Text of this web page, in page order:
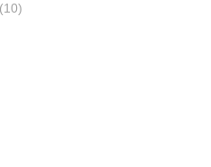
(10)